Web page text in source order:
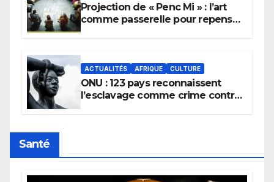
Projection de « Penc Mi » : l’art
comme passerelle pour repenser
ACTUALITÉS AFRIQUE CULTURE
ONU : 123 pays reconnaissent
l’esclavage comme crime contre
Santé